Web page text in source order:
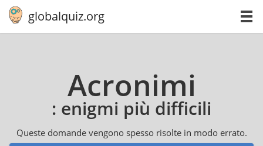
globalquiz.org
Acronimi
: enigmi più difficili
Queste domande vengono spesso risolte in modo errato.